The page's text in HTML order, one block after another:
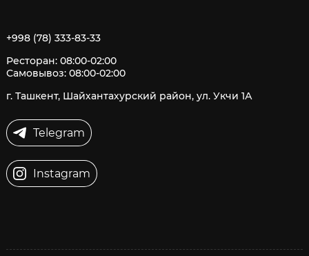
+998 (78) 333-83-33
Ресторан: 08:00-02:00
Самовывоз: 08:00-02:00
г. Ташкент, Шайхантахурский район, ул. Укчи 1А
Telegram
Instagram